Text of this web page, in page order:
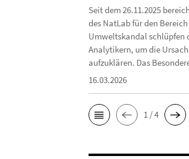
Seit dem 26.11.2025
des NatLab für den
Umweltskandal schlüpfen
Analytikern, um die
aufzuklären. Das
16.03.2026
1 / 4